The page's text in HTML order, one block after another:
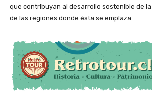
que contribuyan al desarrollo sostenible de
de las regiones donde ésta se emplaza.